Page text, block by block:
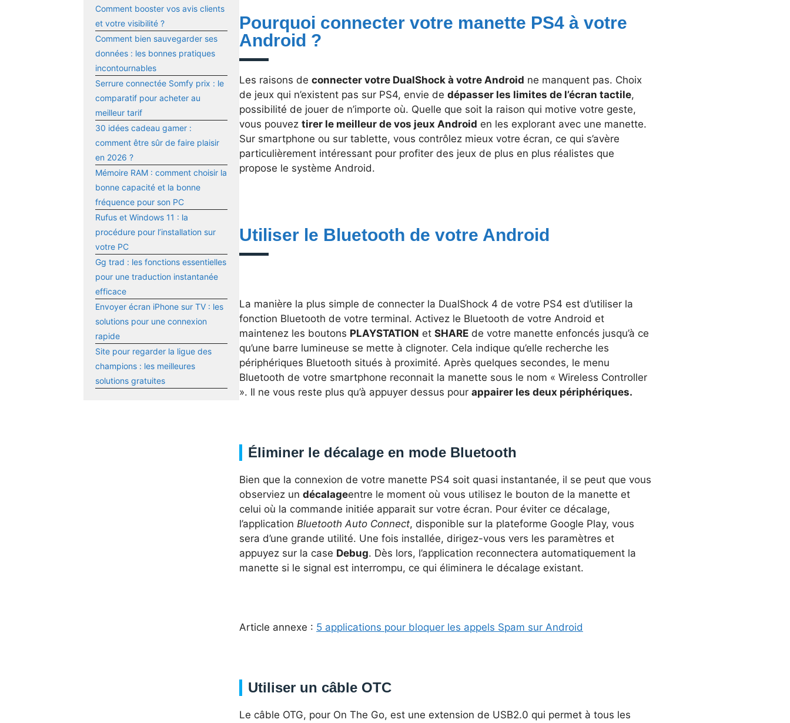
Comment booster vos avis clients
et votre visibilité ?
Comment bien sauvegarder ses
données : les bonnes pratiques
incontournables
Serrure connectée Somfy prix : le
comparatif pour acheter au
meilleur tarif
30 idées cadeau gamer :
comment être sûr de faire plaisir
en 2026 ?
Mémoire RAM : comment choisir la
bonne capacité et la bonne
fréquence pour son PC
Rufus et Windows 11 : la
procédure pour l’installation sur
votre PC
Gg trad : les fonctions essentielles
pour une traduction instantanée
efficace
Envoyer écran iPhone sur TV : les
solutions pour une connexion
rapide
Site pour regarder la ligue des
champions : les meilleures
solutions gratuites
Pourquoi connecter votre manette PS4 à votre
Android ?
Les raisons de connecter votre DualShock à votre Android ne manquent pas. Choix
de jeux qui n’existent pas sur PS4, envie de dépasser les limites de l’écran tactile,
possibilité de jouer de n’importe où. Quelle que soit la raison qui motive votre geste,
vous pouvez tirer le meilleur de vos jeux Android en les explorant avec une manette.
Sur smartphone ou sur tablette, vous contrôlez mieux votre écran, ce qui s’avère
particulièrement intéressant pour profiter des jeux de plus en plus réalistes que
propose le système Android.
Utiliser le Bluetooth de votre Android
La manière la plus simple de connecter la DualShock 4 de votre PS4 est d’utiliser la
fonction Bluetooth de votre terminal. Activez le Bluetooth de votre Android et
maintenez les boutons PLAYSTATION et SHARE de votre manette enfoncés jusqu’à ce
qu’une barre lumineuse se mette à clignoter. Cela indique qu’elle recherche les
périphériques Bluetooth situés à proximité. Après quelques secondes, le menu
Bluetooth de votre smartphone reconnait la manette sous le nom « Wireless Controller
». Il ne vous reste plus qu’à appuyer dessus pour appairer les deux périphériques.
Éliminer le décalage en mode Bluetooth
Bien que la connexion de votre manette PS4 soit quasi instantanée, il se peut que vous
observiez un décalageentre le moment où vous utilisez le bouton de la manette et
celui où la commande initiée apparait sur votre écran. Pour éviter ce décalage,
l’application Bluetooth Auto Connect, disponible sur la plateforme Google Play, vous
sera d’une grande utilité. Une fois installée, dirigez-vous vers les paramètres et
appuyez sur la case Debug. Dès lors, l’application reconnectera automatiquement la
manette si le signal est interrompu, ce qui éliminera le décalage existant.
Article annexe : 5 applications pour bloquer les appels Spam sur Android
Utiliser un câble OTC
Le câble OTG, pour On The Go, est une extension de USB2.0 qui permet à tous les